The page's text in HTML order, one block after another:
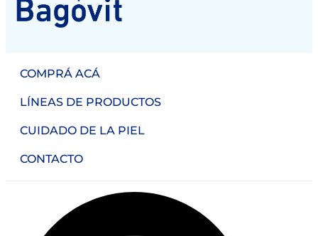
COMPRÁ ACÁ
LÍNEAS DE PRODUCTOS
CUIDADO DE LA PIEL
CONTACTO